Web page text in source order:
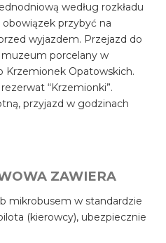
według rozkładu
przybyć na
wyjazdem. Przejazd do
porcelany w
Krzemionek Opatowskich.
“Krzemionki”.
przyjazd w godzinach
ZAWIERA
mikrobusem w standardzie
(kierowcy), ubezpiecznie